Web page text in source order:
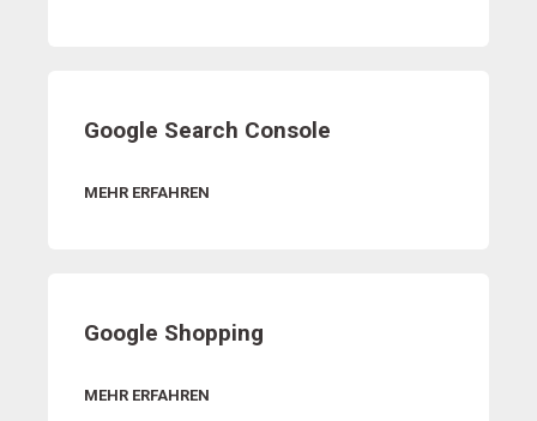
Google Search Console
MEHR ERFAHREN
Google Shopping
MEHR ERFAHREN